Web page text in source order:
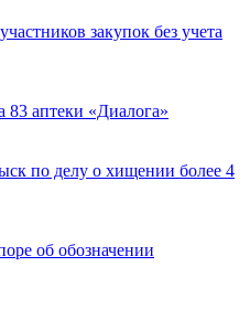
закупок без учета
83 аптеки «Диалога»
по делу о хищении более 4
об обозначении